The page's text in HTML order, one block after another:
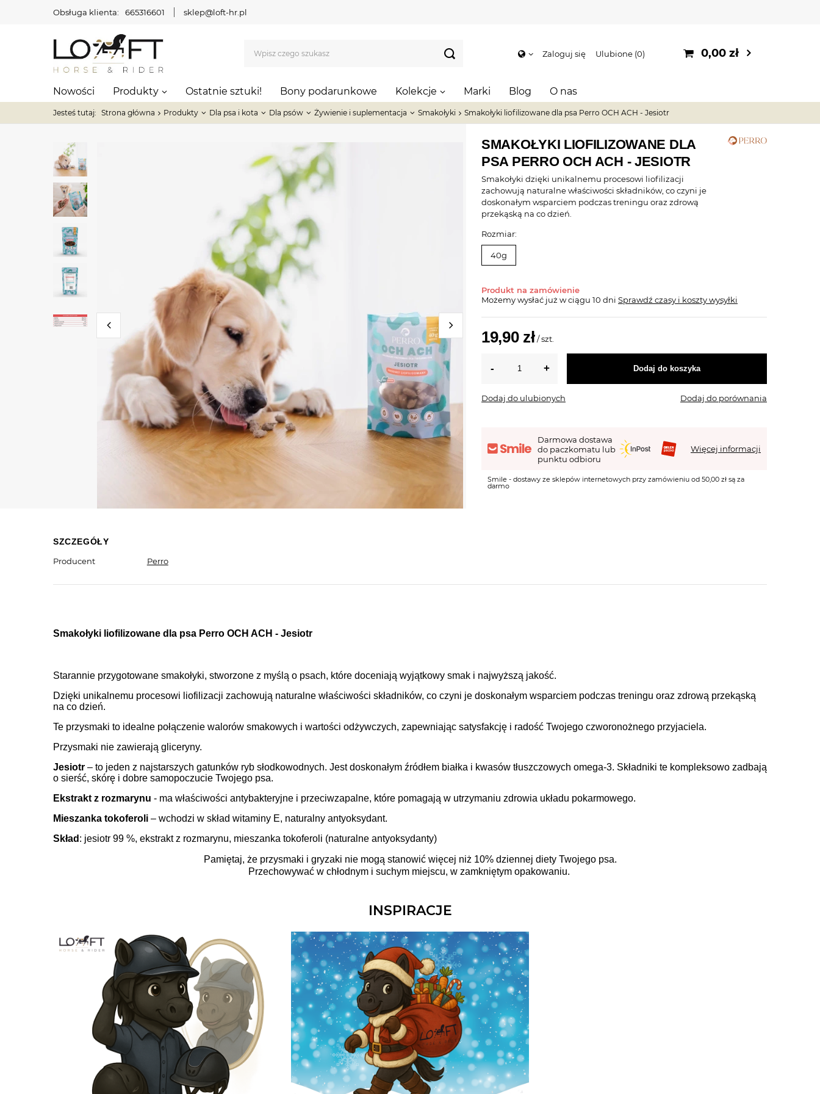
Obsługa klienta: 665316601 sklep@loft-hr.pl
Zaloguj się Ulubione 0 0,00 zł
Nowości Produkty Ostatnie sztuki! Bony podarunkowe Kolekcje Marki Blog O nas
Jesteś tutaj: Strona główna Produkty Dla psa i kota Dla psów Żywienie i suplementacja Smakołyki Smakołyki liofilizowane dla psa Perro OCH ACH - Jesiotr
SMAKOŁYKI LIOFILIZOWANE DLA
PSA PERRO OCH ACH - JESIOTR
Smakołyki dzięki unikalnemu procesowi liofilizacji
zachowują naturalne właściwości składników, co czyni je
doskonałym wsparciem podczas treningu oraz zdrową
przekąską na co dzień.
Rozmiar:
40g
Produkt na zamówienie
Możemy wysłać już w ciągu 10 dni Sprawdź czasy i koszty wysyłki
19,90 zł /szt.
Dodaj do koszyka
Dodaj do ulubionych Dodaj do porównania
Darmowa dostawa
do paczkomatu lub
punktu odbioru
Więcej informacji
Smile - dostawy ze sklepów internetowych przy zamówieniu od 50,00 zł są za
darmo
SZCZEGÓŁY
Producent
Perro
Smakołyki liofilizowane dla psa Perro OCH ACH - Jesiotr
Starannie przygotowane smakołyki, stworzone z myślą o psach, które doceniają wyjątkowy smak i najwyższą jakość.
Dzięki unikalnemu procesowi liofilizacji zachowują naturalne właściwości składników, co czyni je doskonałym wsparciem podczas treningu oraz zdrową przekąską
na co dzień.
Te przysmaki to idealne połączenie walorów smakowych i wartości odżywczych, zapewniając satysfakcję i radość Twojego czworonożnego przyjaciela.
Przysmaki nie zawierają gliceryny.
Jesiotr – to jeden z najstarszych gatunków ryb słodkowodnych. Jest doskonałym źródłem białka i kwasów tłuszczowych omega-3. Składniki te kompleksowo zadbają
o sierść, skórę i dobre samopoczucie Twojego psa.
Ekstrakt z rozmarynu - ma właściwości antybakteryjne i przeciwzapalne, które pomagają w utrzymaniu zdrowia układu pokarmowego.
Mieszanka tokoferoli – wchodzi w skład witaminy E, naturalny antyoksydant.
Skład : jesiotr 99 %, ekstrakt z rozmarynu, mieszanka tokoferoli (naturalne antyoksydanty)
Pamiętaj, że przysmaki i gryzaki nie mogą stanowić więcej niż 10% dziennej diety Twojego psa.
Przechowywać w chłodnym i suchym miejscu, w zamkniętym opakowaniu.
INSPIRACJE